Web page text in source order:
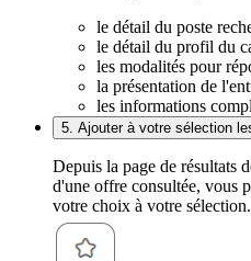
le détail du poste
le détail du profil du
les modalités pour
la présentation de
les informations
5. Ajouter à votre sélection
Depuis la page de résultats
d'une offre consultée, vous
votre choix à votre